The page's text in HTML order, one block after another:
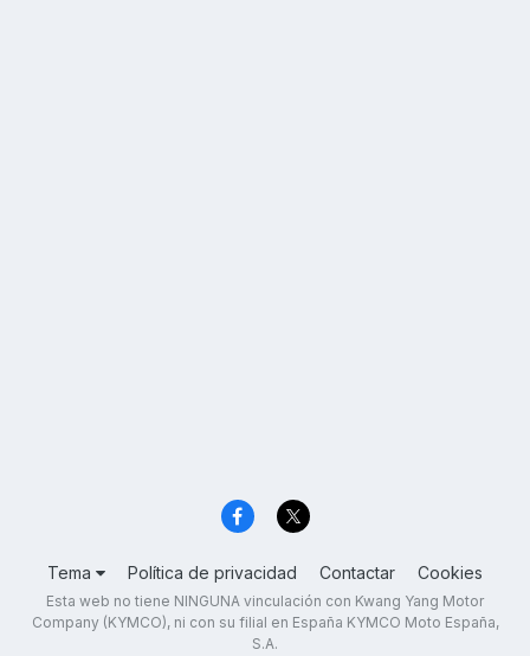
Tema Política de privacidad Contactar Cookies
Esta web no tiene NINGUNA vinculación con Kwang Yang Motor
Company (KYMCO), ni con su filial en España KYMCO Moto España,
S.A.